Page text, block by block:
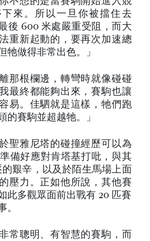
來。所以一旦你被擋住去
600 米處嚴重受阻，而大
重新起動的，要再次加速總
牠做得非常出色。」
那根欄邊，轉彎時就像碰碰
最終都能夠出來，賽駒也讓
易。佳駟就是這樣，牠們跑
的賽駒並超越牠。」
聖雅尼塔的碰撞經歷可以為
準備好應對肯塔基打吡，與其
的艱辛，以及於陌生馬場上面
壓力。正如他所說，其他賽
此多觀眾面前出戰有 20 匹賽
。
常聰明、有智慧的賽駒，而